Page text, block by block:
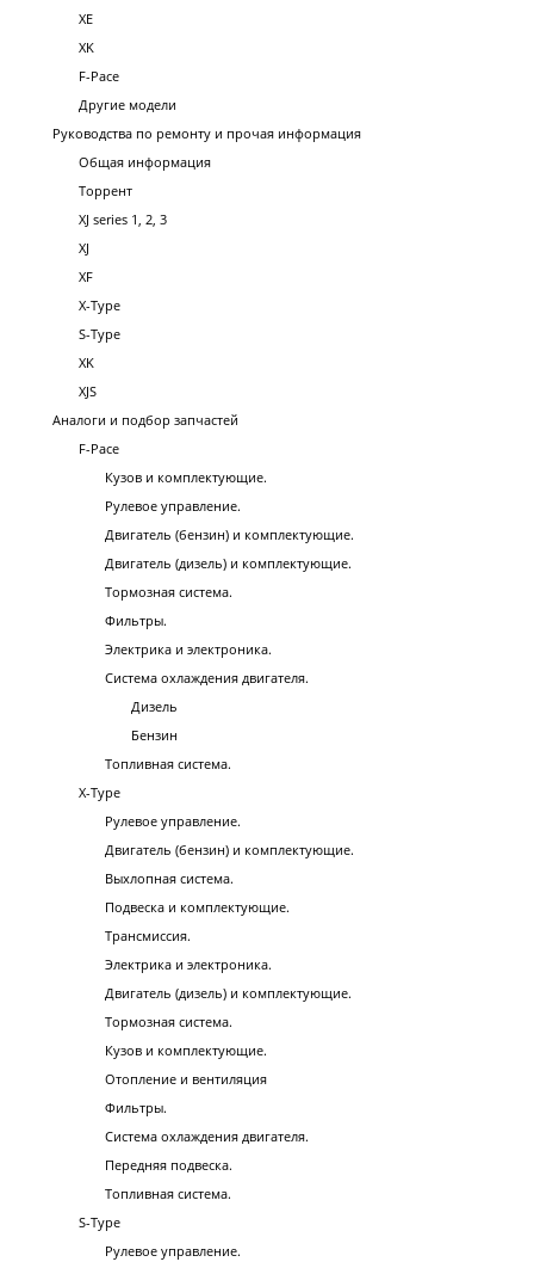
XE
XK
F-Pace
Другие модели
Руководства по ремонту и прочая информация
Общая информация
Торрент
XJ series 1, 2, 3
XJ
XF
X-Type
S-Type
XK
XJS
Аналоги и подбор запчастей
F-Pace
Кузов и комплектующие.
Рулевое управление.
Двигатель (бензин) и комплектующие.
Двигатель (дизель) и комплектующие.
Тормозная система.
Фильтры.
Электрика и электроника.
Система охлаждения двигателя.
Дизель
Бензин
Топливная система.
X-Type
Рулевое управление.
Двигатель (бензин) и комплектующие.
Выхлопная система.
Подвеска и комплектующие.
Трансмиссия.
Электрика и электроника.
Двигатель (дизель) и комплектующие.
Тормозная система.
Кузов и комплектующие.
Отопление и вентиляция
Фильтры.
Система охлаждения двигателя.
Передняя подвеска.
Топливная система.
S-Type
Рулевое управление.